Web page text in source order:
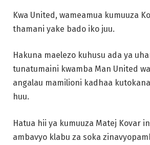
Kwa United, wameamua kumuuza
thamani yake bado iko juu.
Hakuna maelezo kuhusu ada ya
tunatumaini kwamba Man United
angalau mamilioni kadhaa
huu.
Hatua hii ya kumuuza Matej Kovar
ambavyo klabu za soka